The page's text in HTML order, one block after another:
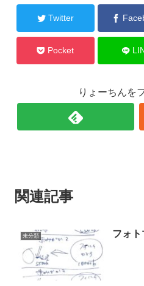
Twitter
Pocket
りょーちんを
関連記事
未分類 フォ